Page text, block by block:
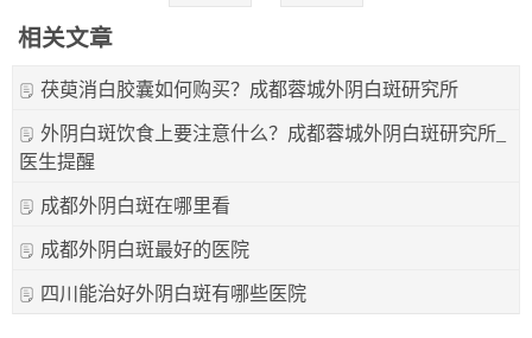
相关文章
茯萸消白胶囊如何购买？成都蓉城外阴白斑研究所
外阴白斑饮食上要注意什么？成都蓉城外阴白斑研究所_
医生提醒
成都外阴白斑在哪里看
成都外阴白斑最好的医院
四川能治好外阴白斑有哪些医院